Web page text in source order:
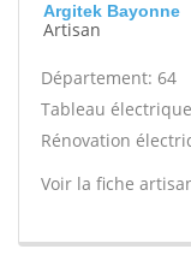
Argitek Bayonne
Artisan
Département: 64
Tableau
Rénovation
Voir la fiche